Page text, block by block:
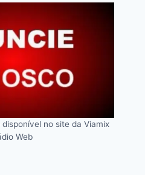
no site da Viamix
Web